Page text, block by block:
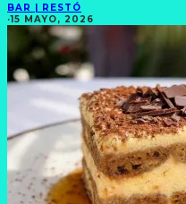
BAR | RESTÓ
·15 MAYO, 2026